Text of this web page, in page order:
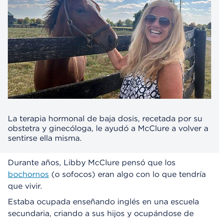
La terapia hormonal de baja dosis, recetada por su
obstetra y ginecóloga, le ayudó a McClure a volver a
sentirse ella misma.
Durante años, Libby McClure pensó que los
bochornos (o sofocos) eran algo con lo que tendría
que vivir.
Estaba ocupada enseñando inglés en una escuela
secundaria, criando a sus hijos y ocupándose de